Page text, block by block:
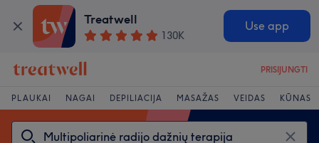
Treatwell
130K
Use app
PRISIJUNGTI
PLAUKAI NAGAI DEPILIACIJA MASAŽAS VEIDAS KŪNAS